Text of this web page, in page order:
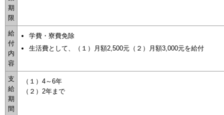
期
限
給
付
内
容
学費・寮費免除
生活費として、（１）月額2,500元（２）月額3,000元を給付
支
給
期
間
（１）4～6年
（２）2年まで